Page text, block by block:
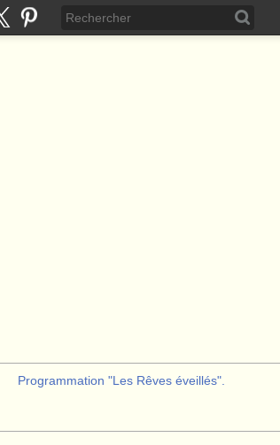
Programmation "Les Rêves éveillés".